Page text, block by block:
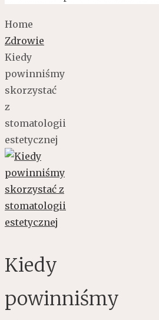
Home
Zdrowie
Kiedy
powinniśmy
skorzystać
z
stomatologii
estetycznej
Kiedy
powinniśmy